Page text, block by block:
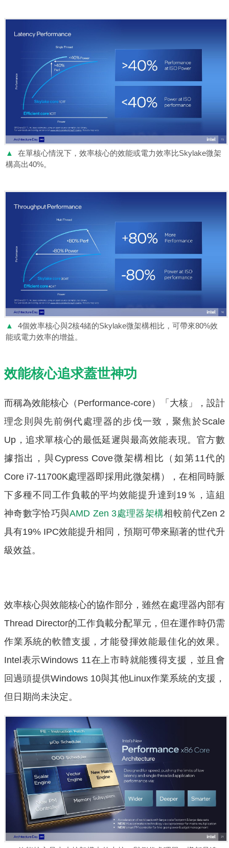
▲
在單核心情況下，效率核心的效能或電力效率比Skylake微架
構高出40%。
▲
4個效率核心與2核4緒的Skylake微架構相比，可帶來80%效
能或電力效率的增益。
效能核心追求蓋世神功
而稱為效能核心（Performance-core）「大核」，設計
理念則與先前例代處理器的步伐一致，聚焦於Scale
Up，追求單核心的最低延遲與最高效能表現。官方數
據指出，與Cypress Cove微架構相比（如第11代的
Core i7-11700K處理器即採用此微架構），在相同時脈
下多種不同工作負載的平均效能提升達到19％，這組
神奇數字恰巧與AMD Zen 3處理器架構相較前代Zen 2
具有19% IPC效能提升相同，預期可帶來顯著的世代升
級效益。
效率核心與效能核心的協作部分，雖然在處理器內部有
Thread Director的工作負載分配單元，但在運作時仍需
作業系統的軟體支援，才能發揮效能最佳化的效果。
Intel表示Windows 11在上市時就能獲得支援，並且會
回過頭提供Windows 10與其他Linux作業系統的支援，
但日期尚未決定。